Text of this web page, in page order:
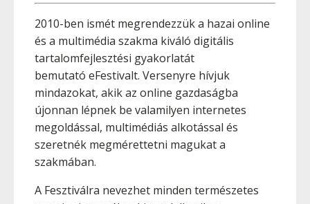
2010-ben ismét megrendezzük a hazai online
és a multimédia szakma kiváló digitális
tartalomfejlesztési gyakorlatát
bemutató eFestivalt. Versenyre hívjuk
mindazokat, akik az online gazdaságba
újonnan lépnek be valamilyen internetes
megoldással, multimédiás alkotással és
szeretnék megmérettetni magukat a
szakmában.
A Fesztiválra nevezhet minden természetes